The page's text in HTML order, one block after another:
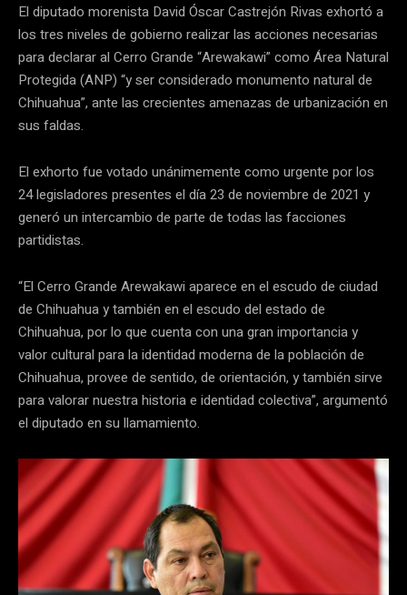
El diputado morenista David Óscar Castrejón Rivas exhortó a
los tres niveles de gobierno realizar las acciones necesarias
para declarar al Cerro Grande “Arewakawi” como Área Natural
Protegida (ANP) “y ser considerado monumento natural de
Chihuahua”, ante las crecientes amenazas de urbanización en
sus faldas.
El exhorto fue votado unánimemente como urgente por los
24 legisladores presentes el día 23 de noviembre de 2021 y
generó un intercambio de parte de todas las facciones
partidistas.
“El Cerro Grande Arewakawi aparece en el escudo de ciudad
de Chihuahua y también en el escudo del estado de
Chihuahua, por lo que cuenta con una gran importancia y
valor cultural para la identidad moderna de la población de
Chihuahua, provee de sentido, de orientación, y también sirve
para valorar nuestra historia e identidad colectiva”, argumentó
el diputado en su llamamiento.